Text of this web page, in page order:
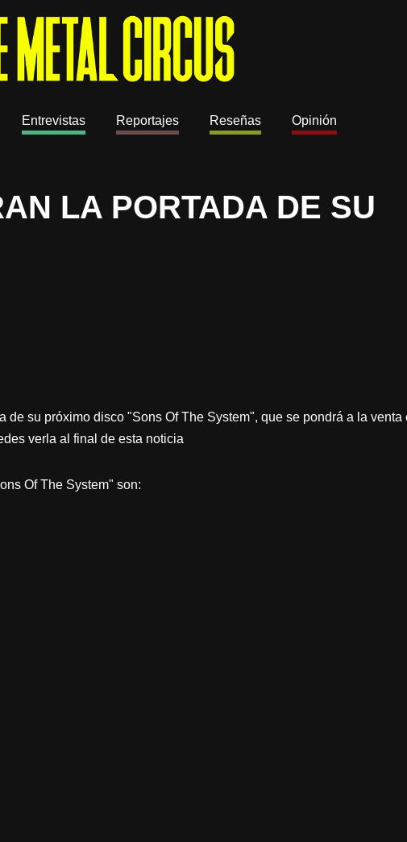
Entrevistas Reportajes Reseñas Opinión
LA PORTADA DE SU
de su próximo disco "Sons Of The System", que se pondrá a la venta
verla al final de esta noticia
Of The System" son: